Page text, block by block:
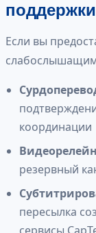
поддержки
Если вы
координации
резервный
пересылка